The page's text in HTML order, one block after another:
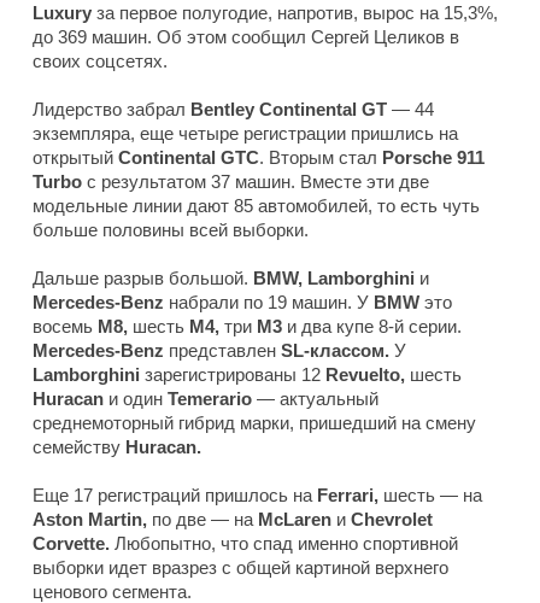
Luxury за первое полугодие, напротив, вырос на 15,3%,
до 369 машин. Об этом сообщил Сергей Целиков в
своих соцсетях.
Лидерство забрал Bentley Continental GT — 44
экземпляра, еще четыре регистрации пришлись на
открытый Continental GTC. Вторым стал Porsche 911
Turbo с результатом 37 машин. Вместе эти две
модельные линии дают 85 автомобилей, то есть чуть
больше половины всей выборки.
Дальше разрыв большой. BMW, Lamborghini и
Mercedes-Benz набрали по 19 машин. У BMW это
восемь M8, шесть M4, три M3 и два купе 8-й серии.
Mercedes-Benz представлен SL-классом. У
Lamborghini зарегистрированы 12 Revuelto, шесть
Huracan и один Temerario — актуальный
среднемоторный гибрид марки, пришедший на смену
семейству Huracan.
Еще 17 регистраций пришлось на Ferrari, шесть — на
Aston Martin, по две — на McLaren и Chevrolet
Corvette. Любопытно, что спад именно спортивной
выборки идет вразрез с общей картиной верхнего
ценового сегмента.